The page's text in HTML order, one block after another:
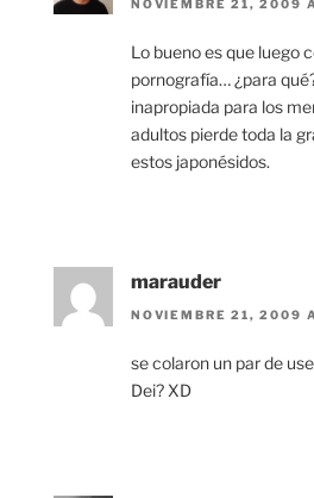
NOVIEMBRE 21, 2009
Lo bueno es que luego
pornografía… ¿para
inapropiada para los
adultos pierde toda la
estos japonésidos.
marauder
NOVIEMBRE 21, 2009
se colaron un par de
Dei? XD